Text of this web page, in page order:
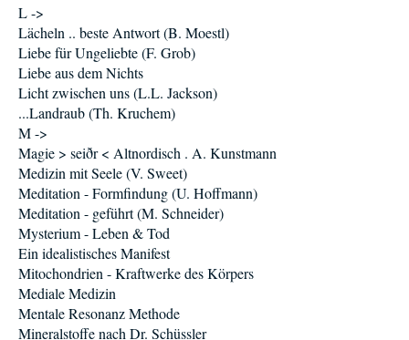
L ->
Lächeln .. beste Antwort (B. Moestl)
Liebe für Ungeliebte (F. Grob)
Liebe aus dem Nichts
Licht zwischen uns (L.L. Jackson)
...Landraub (Th. Kruchem)
M ->
Magie > seiðr < Altnordisch . A. Kunstmann
Medizin mit Seele (V. Sweet)
Meditation - Formfindung (U. Hoffmann)
Meditation - geführt (M. Schneider)
Mysterium - Leben & Tod
Ein idealistisches Manifest
Mitochondrien - Kraftwerke des Körpers
Mediale Medizin
Mentale Resonanz Methode
Mineralstoffe nach Dr. Schüssler